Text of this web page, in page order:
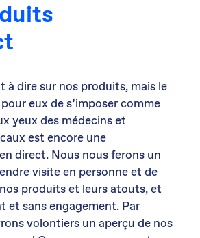
à dire sur nos produits, mais le
eux de s’imposer comme
yeux des médecins et
est encore une
direct. Nous nous ferons un
visite en personne et de
produits et leurs atouts, et
et sans engagement. Par
volontiers un aperçu de nos